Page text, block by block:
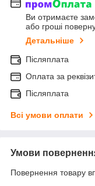
Ви отримаєте
або гроші
Детальніше
Післяплата
Оплата за
Післяплата
Всі умови оплати
Умови
Повернення товару